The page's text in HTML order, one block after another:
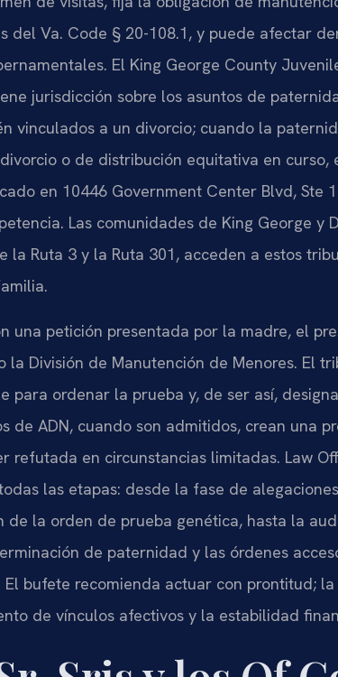
del Va. Code § 20-108.1, y puede afectar
El King George County
jurisdicción sobre los asuntos de
vinculados a un divorcio; cuando la
o de distribución equitativa en curso,
en 10446 Government Center Blvd, Ste
Las comunidades de King George y
Ruta 3 y la Ruta 301, acceden a estos
una petición presentada por la madre, el
la División de Manutención de Menores. El
para ordenar la prueba y, de ser así,
de ADN, cuando son admitidos, crean una
refutada en circunstancias limitadas. Law
las etapas: desde la fase de
de la orden de prueba genética, hasta la
de paternidad y las órdenes
bufete recomienda actuar con prontitud;
de vínculos afectivos y la estabilidad